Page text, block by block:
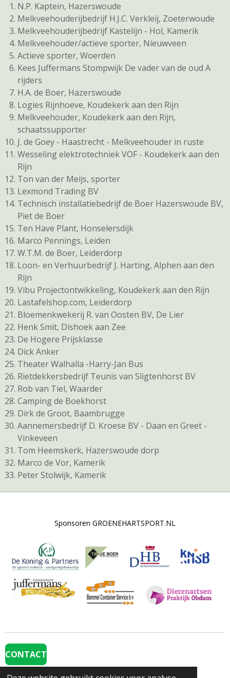
N.P. Kaptein, Hazerswoude
Melkveehouderijbedrijf H.J.C. Verkleij, Zoeterwoude
Melkveehouderijbedrijf Kastelijn - Hol, Kamerik
Melkveehouder/actieve sporter, Nieuwveen
Actieve sporter, Woerden
Kees Juffermans Stompwijk De vader van de oud A
rijders
H.A. de Boer, Hazerswoude
Logies Rijnhoeve, Koudekerk aan den Rijn
Melkveehouder, Koudekerk aan den Rijn,
schaatssupporter
J. de Goey - Haastrecht - Melkveehouder in ruste
Wesseling elektrotechniek VOF - Koudekerk aan den
Rijn
Ton van der Meijs, sporter
Lexmond Trading BV
Technisch installatiebedrijf de Boer Hazerswoude BV,
Piet de Boer
Ten Have Plant, Honselersdijk
Marco Pennings, Leiden
W.T.M. de Boer, Leiderdorp
Loon- en Verhuurbedrijf J. Harting, Alphen aan den
Rijn
Vibu Projectontwikkeling, Koudekerk aan den Rijn
Lastafelshop.com, Leiderdorp
Bloemenkwekerij R. van Oosten BV, De Lier
Henk Smit, Dishoek aan Zee
De Hogere Prijsklasse
Dick Anker
Theater Walhalla -Harry-Jan Bus
Rietdekkersbedrijf Teunis van Sligtenhorst BV
Rob van Tiel, Waarder
Camping de Boekhorst
Dirk de Groot, Baambrugge
Aannemersbedrijf D. Kroese BV - Daan en Greet -
Vinkeveen
Tom Heemskerk, Hazerswoude dorp
Marco de Vor, Kamerik
Peter Stolwijk, Kamerik
Sponsoren GROENEHARTSPORT.NL
CONTACT